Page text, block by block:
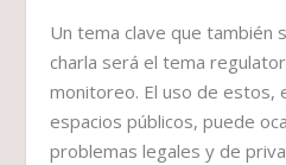
Un tema clave que también
charla será el tema
monitoreo. El uso de estos,
espacios públicos, puede
problemas legales y de